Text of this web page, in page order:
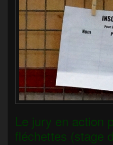
Le jury en action
fléchettes (stage